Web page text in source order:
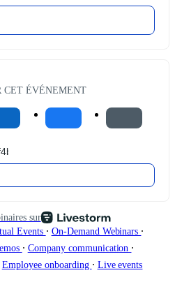
CET ÉVÉNEMENT
sur
Events ∙ On-Demand Webinars ∙
∙ Company communication ∙
Employee onboarding ∙ Live events